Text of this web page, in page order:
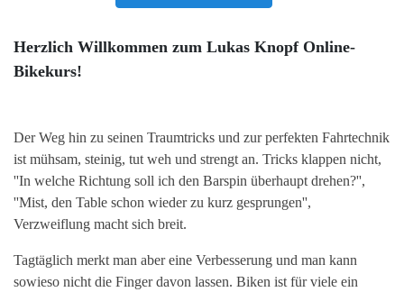
Herzlich Willkommen zum Lukas Knopf Online-
Bikekurs!
Der Weg hin zu seinen Traumtricks und zur perfekten Fahrtechnik
ist mühsam, steinig, tut weh und strengt an. Tricks klappen nicht,
''In welche Richtung soll ich den Barspin überhaupt drehen?'',
''Mist, den Table schon wieder zu kurz gesprungen'',
Verzweiflung macht sich breit.
Tagtäglich merkt man aber eine Verbesserung und man kann
sowieso nicht die Finger davon lassen. Biken ist für viele ein